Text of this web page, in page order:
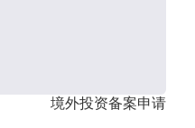
境外投资备案申请